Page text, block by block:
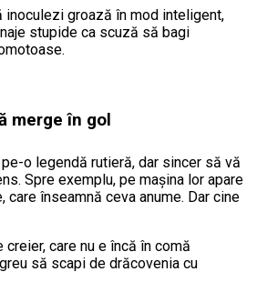
inoculezi groază în mod inteligent,
stupide ca scuză să bagi
merge în gol
o legendă rutieră, dar sincer să vă
Spre exemplu, pe mașina lor apare
care înseamnă ceva anume. Dar cine
care nu e încă în comă
să scapi de drăcovenia cu